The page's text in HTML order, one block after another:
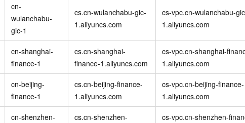
cn-
wulanchabu-
gic-1
cs.cn-wulanchabu-gic-
1.aliyuncs.com
cs-vpc.cn-wulanchabu-
1.aliyuncs.com
cn-shanghai-
finance-1
cs.cn-shanghai-
finance-1.aliyuncs.com
cs-vpc.cn-shanghai-
1.aliyuncs.com
cn-beijing-
finance-1
cs.cn-beijing-finance-
1.aliyuncs.com
cs-vpc.cn-beijing-finance-
1.aliyuncs.com
cn-shenzhen-
cs.cn-shenzhen-
cs-vpc.cn-shenzhen-